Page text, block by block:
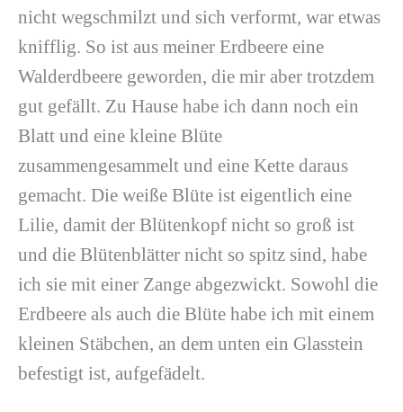
nicht wegschmilzt und sich verformt, war etwas
knifflig. So ist aus meiner Erdbeere eine
Walderdbeere geworden, die mir aber trotzdem
gut gefällt. Zu Hause habe ich dann noch ein
Blatt und eine kleine Blüte
zusammengesammelt und eine Kette daraus
gemacht. Die weiße Blüte ist eigentlich eine
Lilie, damit der Blütenkopf nicht so groß ist
und die Blütenblätter nicht so spitz sind, habe
ich sie mit einer Zange abgezwickt. Sowohl die
Erdbeere als auch die Blüte habe ich mit einem
kleinen Stäbchen, an dem unten ein Glasstein
befestigt ist, aufgefädelt.